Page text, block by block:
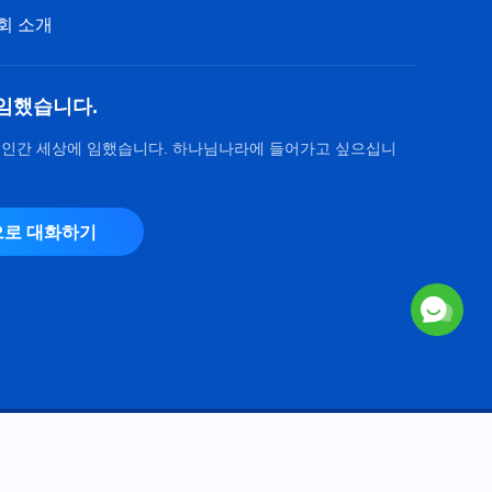
소개
했습니다.
간 세상에 임했습니다. 하나님나라에 들어가고 싶으십니
대화하기